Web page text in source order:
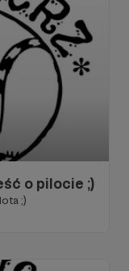
o pilocie ;)
;)